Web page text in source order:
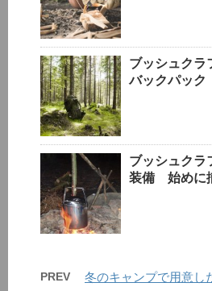
ブッシュクラ
バックパック
ブッシュクラ
装備 始めに
PREV
冬のキャンプで用意し